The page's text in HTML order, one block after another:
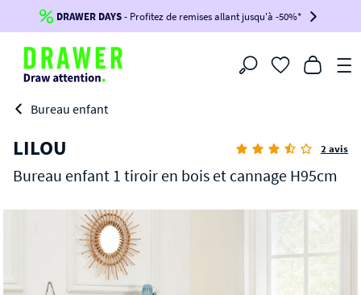
Jusqu'à-100€*sur votre commande !
BIKINI100
-voir conditions en bas de page-
DRAWER DAYS- Profitez de remises allant jusqu'à -50%*
Filtrer
Bureau enfant
LILOU
Bureau enfant 1 tiroir en bois et cannage H95cm
2 avis